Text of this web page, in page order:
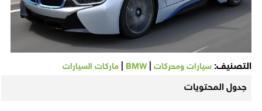
التصنيف: سيارات ومحركات|
BMW ماركات السيارات
جدول المحتويات